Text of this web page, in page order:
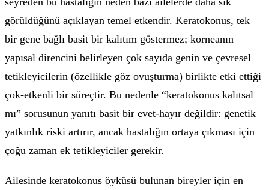
görüldüğünü açıklayan temel etkendir. Keratokonus, tek
bir gene bağlı basit bir kalıtım göstermez; korneanın
yapısal direncini belirleyen çok sayıda genin ve çevresel
tetikleyicilerin (özellikle göz ovuşturma) birlikte etki ettiği
çok-etkenli bir süreçtir. Bu nedenle “keratokonus kalıtsal
mı” sorusunun yanıtı basit bir evet-hayır değildir: genetik
yatkınlık riski artırır, ancak hastalığın ortaya çıkması için
çoğu zaman ek tetikleyiciler gerekir.
Ailesinde keratokonus öyküsü bulunan bireyler için en